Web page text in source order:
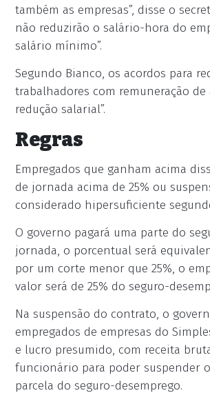
também as empresas”, disse o
não reduzirão o salário-hora do
salário mínimo”.
Segundo Bianco, os acordos para
trabalhadores com remuneração de
redução salarial”.
Regras
Empregados que ganham acima
de jornada acima de 25% ou
considerado hipersuficiente
O governo pagará uma parte do
jornada, o porcentual será
por um corte menor que 25%, o
valor será de 25% do seguro-
Na suspensão do contrato, o
empregados de empresas do
e lucro presumido, com receita
funcionário para poder suspender
parcela do seguro-desemprego.